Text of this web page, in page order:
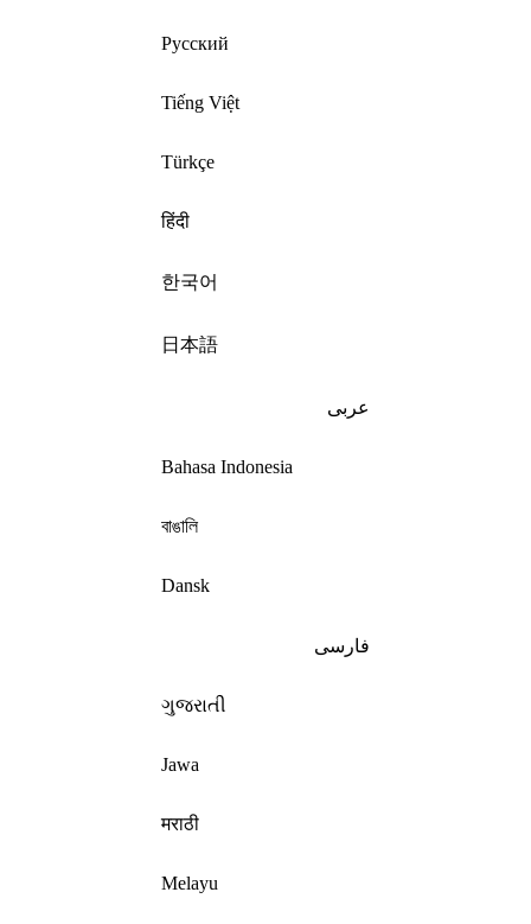
Русский
Tiếng Việt
Türkçe
हिंदी
한국어
日本語
عربى
Bahasa Indonesia
বাঙালি
Dansk
فارسی
ગુજરાતી
Jawa
मराठी
Melayu